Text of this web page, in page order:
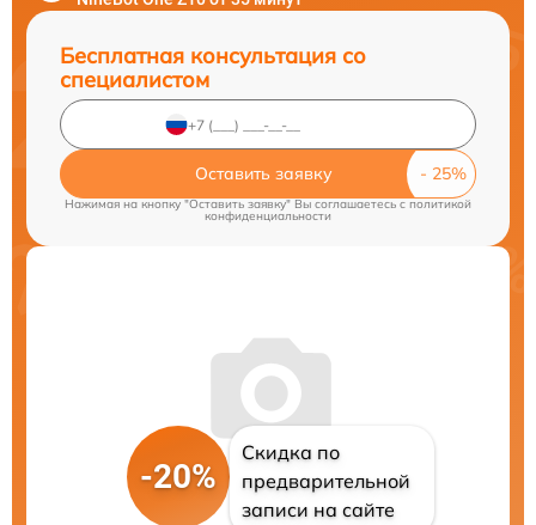
Бесплатная консультация со
специалистом
Оставить заявку
Нажимая на кнопку "Оставить заявку" Вы соглашаетесь c политикой
конфиденциальности
-20%
Скидка по
предварительной
записи на сайте